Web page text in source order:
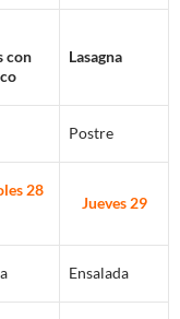
con
Lasagna
Postre
28
Jueves 29
Ensalada